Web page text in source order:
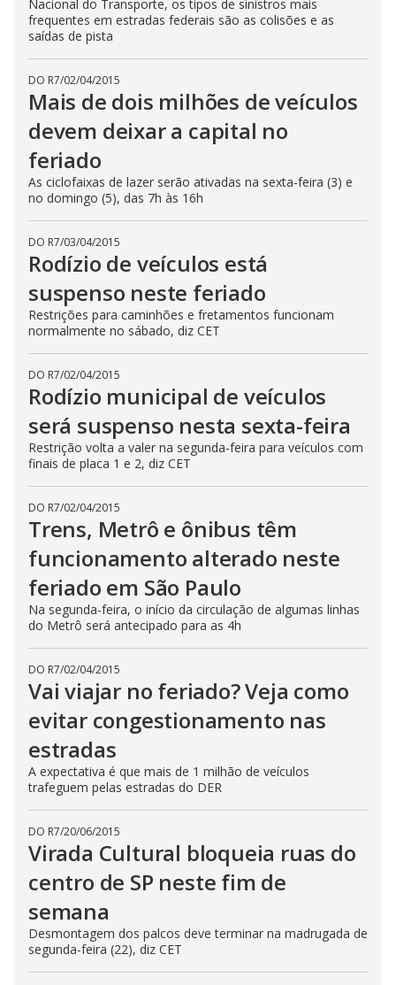
Nacional do Transporte, os tipos de sinistros mais
frequentes em estradas federais são as colisões e as
saídas de pista
DO R7/02/04/2015
Mais de dois milhões de veículos
devem deixar a capital no
feriado
As ciclofaixas de lazer serão ativadas na sexta-feira (3) e
no domingo (5), das 7h às 16h
DO R7/03/04/2015
Rodízio de veículos está
suspenso neste feriado
Restrições para caminhões e fretamentos funcionam
normalmente no sábado, diz CET
DO R7/02/04/2015
Rodízio municipal de veículos
será suspenso nesta sexta-feira
Restrição volta a valer na segunda-feira para veículos com
finais de placa 1 e 2, diz CET
DO R7/02/04/2015
Trens, Metrô e ônibus têm
funcionamento alterado neste
feriado em São Paulo
Na segunda-feira, o início da circulação de algumas linhas
do Metrô será antecipado para as 4h
DO R7/02/04/2015
Vai viajar no feriado? Veja como
evitar congestionamento nas
estradas
A expectativa é que mais de 1 milhão de veículos
trafeguem pelas estradas do DER
DO R7/20/06/2015
Virada Cultural bloqueia ruas do
centro de SP neste fim de
semana
Desmontagem dos palcos deve terminar na madrugada de
segunda-feira (22), diz CET